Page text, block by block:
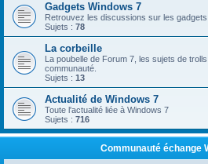
Gadgets Windows 7
Retrouvez les discussions sur les
Sujets : 78
La corbeille
La poubelle de Forum 7, les sujets de
communauté.
Sujets : 13
Actualité de Windows 7
Toute l'actualité liée à Windows 7
Sujets : 716
Communauté échange